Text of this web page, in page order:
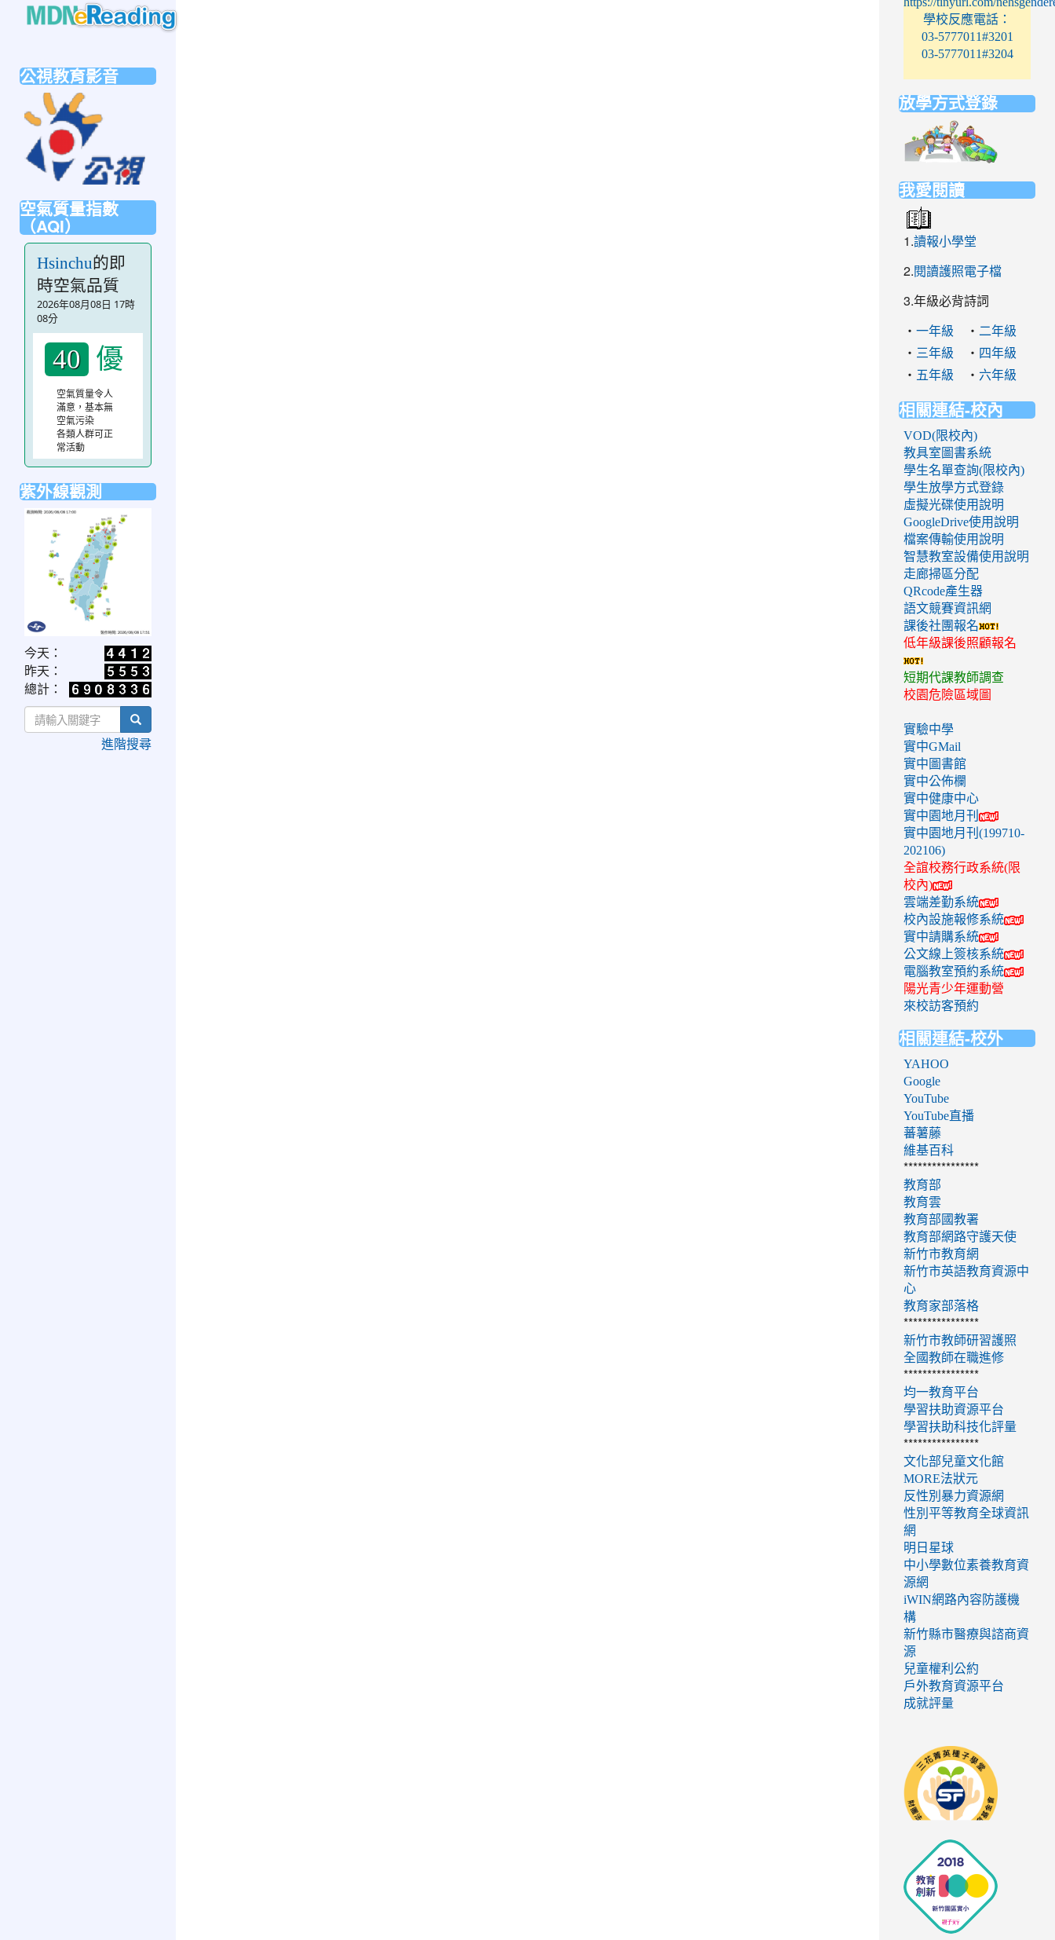
https://mdnereading.mdnkids.com
公視教育影音
空氣質量指數
（AQI）
Hsinchu的即
時空氣品質
2026年08月08日 17時
08分
40 優
空氣質量令人
滿意，基本無
空氣污染
各類人群可正
常活動
紫外線觀測
link
to
https://www.cwa.gov.tw/V8/C/W/OBS_UVI.html
今天：
昨天：
總計：
search
進階搜尋
學校反應電話：
03-5777011#3201
03-5777011#3204
放學方式登錄
https://
我愛閱讀
1.讀報小學堂
2.閱讀護照電子檔
3.年級必背詩詞
‧ 一年級 ‧ 二年級
‧ 三年級 ‧ 四年級
‧ 五年級 ‧ 六年級
相關連結-校內
VOD(限校內)
教具室圖書系統
學生名單查詢(限校內)
學生放學方式登錄
虛擬光碟使用說明
GoogleDrive使用說明
檔案傳輸使用說明
智慧教室設備使用說明
走廊掃區分配
QRcode產生器
語文競賽資訊網
課後社團報名
低年級課後照顧報名
短期代課教師調查
校園危險區域圖
實驗中學
實中GMail
實中圖書館
實中公佈欄
實中健康中心
實中園地月刊
實中園地月刊(199710-
202106)
全誼校務行政系統(限
校內)
雲端差勤系統
校內設施報修系統
實中請購系統
公文線上簽核系統
電腦教室預約系統
陽光青少年運動營
來校訪客預約
相關連結-校外
YAHOO
Google
YouTube
YouTube直播
蕃薯藤
維基百科
****************
教育部
教育雲
教育部國教署
教育部網路守護天使
新竹市教育網
新竹市英語教育資源中
心
教育家部落格
****************
新竹市教師研習護照
全國教師在職進修
****************
均一教育平台
學習扶助資源平台
學習扶助科技化評量
****************
文化部兒童文化館
MORE法狀元
反性別暴力資源網
性別平等教育全球資訊
網
明日星球
中小學數位素養教育資
源網
iWIN網路內容防護機
構
新竹縣市醫療與諮商資
源
兒童權利公約
戶外教育資源平台
成就評量
http://